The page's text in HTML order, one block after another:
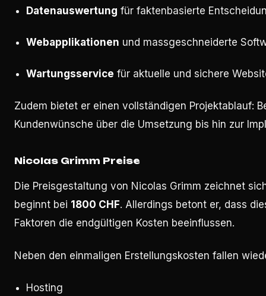
Datenauswertung für faktenbasierte
Webapplikationen und massgeschneiderte
Wartungsservice für aktuelle und sichere
Zudem bietet er einen vollständigen Projektablauf:
Kundenwünsche über die Umsetzung bis hin zur
Nicolas Grimm Preise
Die Preisgestaltung von Nicolas Grimm zeichnet
beginnt bei 1800 CHF. Allerdings betont er, dass
Faktoren die endgültigen Kosten beeinflussen.
Neben den einmaligen Erstellungskosten fallen
Hosting